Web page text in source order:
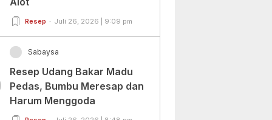
Resep Juli 26, 2026 | 9:09 pm
Sabaysa
Resep Udang Bakar Madu
Pedas, Bumbu Meresap dan
Harum Menggoda